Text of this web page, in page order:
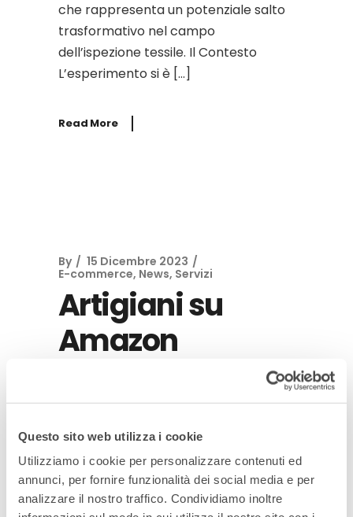
Questo sito web utilizza i cookie
Utilizziamo i cookie per personalizzare contenuti ed
annunci, per fornire funzionalità dei social media e per
analizzare il nostro traffico. Condividiamo inoltre
che rappresenta un potenziale salto
trasformativo nel campo
dell’ispezione tessile. Il Contesto
L’esperimento si è […]
Read More
By
15 Dicembre 2023
E-commerce, News, Servizi
Artigiani su
Amazon
Scopri tutti i prodotti degli artigiani
che hanno scelto di proporsi su
Imprese Vicenza grazie ad un servizio
di assistenza puntuale e concreto.